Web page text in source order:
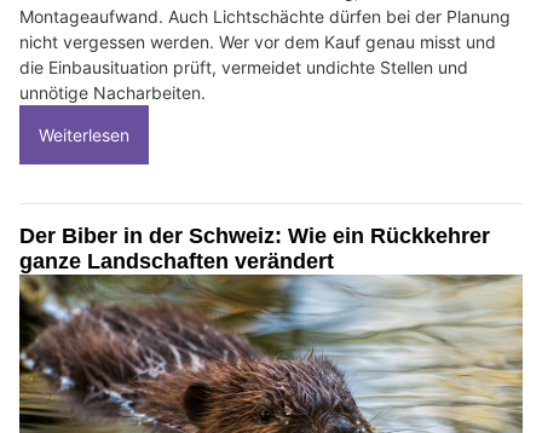
Montageaufwand. Auch Lichtschächte dürfen bei der Planung
nicht vergessen werden. Wer vor dem Kauf genau misst und
die Einbausituation prüft, vermeidet undichte Stellen und
unnötige Nacharbeiten.
Weiterlesen
Der Biber in der Schweiz: Wie ein Rückkehrer
ganze Landschaften verändert